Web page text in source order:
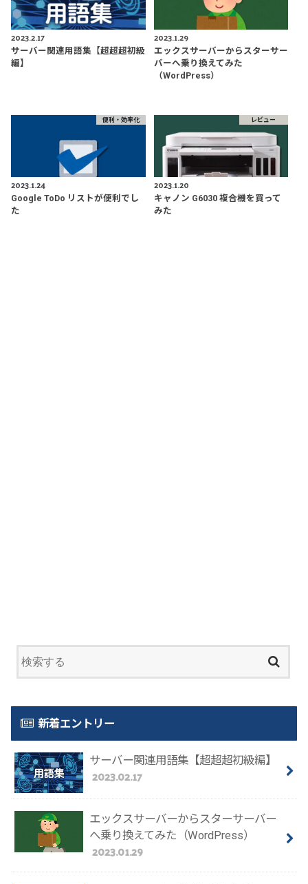
2023.2.17
サーバー関連用語集【超超超初級
編】
2023.1.29
エックスサーバーからスターサー
バーへ乗り換えてみた
（WordPress）
便利・効率化
2023.1.24
Google ToDo リストが便利でし
た
レビュー
2023.1.20
キャノン G6030 複合機を買って
みた
新着エントリー
サーバー関連用語集【超超超初級編】
2023.02.17
エックスサーバーからスターサーバー
へ乗り換えてみた（WordPress）
2023.01.29